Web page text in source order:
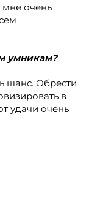
мне очень
умникам?
шанс. Обрести
в
удачи очень